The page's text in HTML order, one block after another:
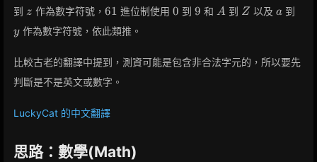
到 z
z 作為數字符號， 61
61 進位制使用 0
0 到 9
9 和 A
A 到 Z
Z以及 a
a到
y作為數字符號，依此類推。
比較古老的翻譯中提到，測資可能是包含非合法字元的，所以要先
判斷是不是英文或數字。
LuckyCat 的中文翻譯
思路：數學(Math)